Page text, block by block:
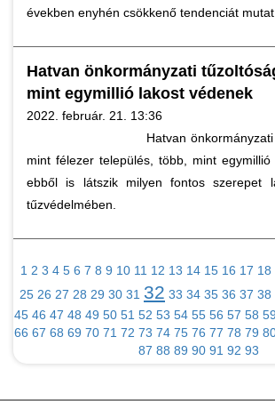
években enyhén csökkenő tendenciát mutat.
Hatvan önkormányzati
mint egymillió lakost védenek
2022. február. 21. 13:36
Hatvan
mint félezer település, több, mint
ebből is látszik milyen fontos szerepet
tűzvédelmében.
1 2 3 4 5 6 7 8 9 10 11 12 13 14 15 16 17 18
25 26 27 28 29 30 31 32 33 34 35 36 37 38
45 46 47 48 49 50 51 52 53 54 55 56 57 58 59
66 67 68 69 70 71 72 73 74 75 76 77 78 79
87 88 89 90 91 92 93